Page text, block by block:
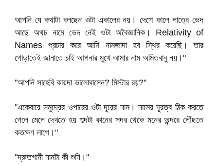
আপনি যে কথাটা বলছেন ওটা একালের নয়। দেশে কালে পাত্রে ভেদ
আছে অথচ নামে ভেদ নেই ওটা অবৈজ্ঞানিক। Relativity of
Names প্রচার করে আমি নামজাদা হব স্থির করেছি। তার
গোড়াতেই জানাতে চাই আপনার মুখে আমার নাম অমিতবাবু নয়।"
"আপনি সাহেবি কায়দা ভালোবাসেন? মিস্টার রয়?"
"একেবারে সমুদ্রের ওপারের ওটা দূরের নাম। নামের দূরত্ব ঠিক করতে
গেলে মেপে দেখতে হয় শব্দটা কানের সদর থেকে মনের অন্দরে পৌঁছতে
কতক্ষণ লাগে।"
"দ্রুতগামী নামটা কী শুনি।"